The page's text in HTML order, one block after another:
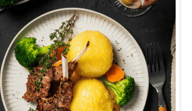
ca. 90 Minuten
für besondere Anlässe